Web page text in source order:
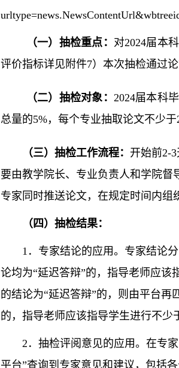
（一）抽检重点： 对2024届本
评价指标详见附件7）本次抽检通过
（二）抽检对象： 2024届本科
总量的5%，每个专业抽取论文不少于
（三）抽检工作流程： 开始前2-
要由教学院长、专业负责人和学院
专家同时推送论文，在规定时间内
（四）抽检结果：
1．专家结论的应用。专家结论
论均为“延迟答辩”的，指导老师应
的结论为“延迟答辩”的，则由平台
的，指导老师应该指导学生进行不
2．抽检评阅意见的应用。在专
平台”查询到专家意见和建议，包括